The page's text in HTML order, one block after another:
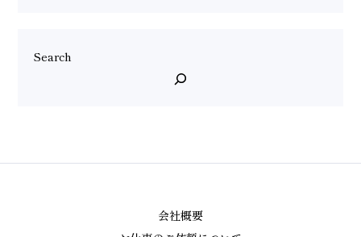
Search
会社概要